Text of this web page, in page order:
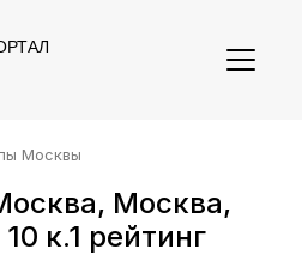
Москвы
Москва,
к.1 рейтинг